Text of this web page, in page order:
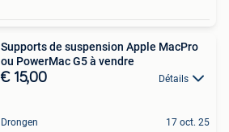
Supports de suspension Apple MacPro
ou PowerMac G5 à vendre
€ 15,00 Détails
Drongen 17 oct. 25